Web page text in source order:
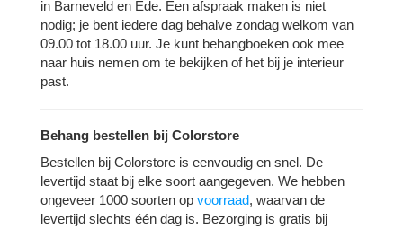
in Barneveld en Ede. Een afspraak maken is niet
nodig; je bent iedere dag behalve zondag welkom van
09.00 tot 18.00 uur. Je kunt behangboeken ook mee
naar huis nemen om te bekijken of het bij je interieur
past.
Behang bestellen bij Colorstore
Bestellen bij Colorstore is eenvoudig en snel. De
levertijd staat bij elke soort aangegeven. We hebben
ongeveer 1000 soorten op voorraad, waarvan de
levertijd slechts één dag is. Bezorging is gratis bij